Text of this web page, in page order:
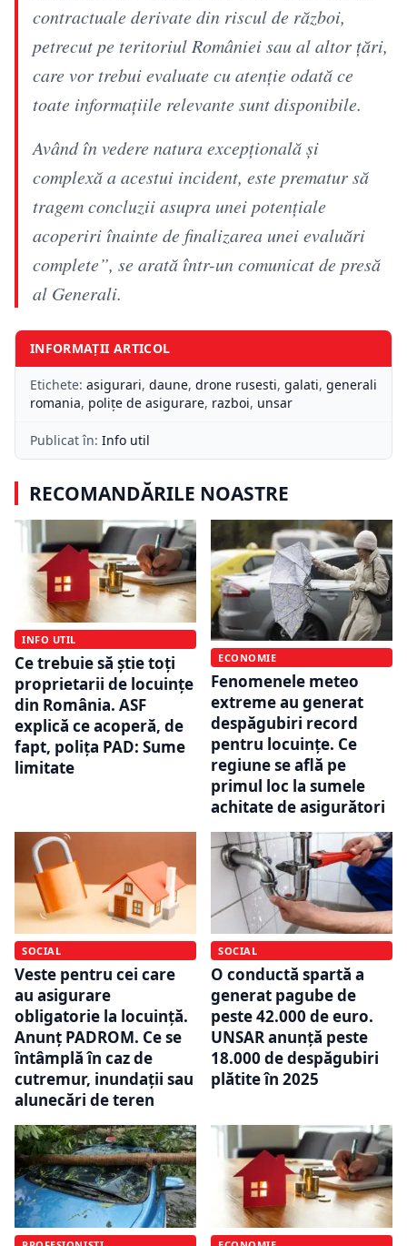
contractuale derivate din riscul de război,
petrecut pe teritoriul României sau al altor ţări,
care vor trebui evaluate cu atenţie odată ce
toate informaţiile relevante sunt disponibile.
Având în vedere natura excepţională şi
complexă a acestui incident, este prematur să
tragem concluzii asupra unei potenţiale
acoperiri înainte de finalizarea unei evaluări
complete”, se arată într-un comunicat de presă
al Generali.
INFORMAȚII ARTICOL
Etichete: asigurari, daune, drone rusesti, galati, generali
romania, polițe de asigurare, razboi, unsar
Publicat în: Info util
RECOMANDĂRILE NOASTRE
INFO UTIL
Ce trebuie să știe toți
proprietarii de locuințe
din România. ASF
explică ce acoperă, de
fapt, polița PAD: Sume
limitate
ECONOMIE
Fenomenele meteo
extreme au generat
despăgubiri record
pentru locuințe. Ce
regiune se află pe
primul loc la sumele
achitate de asigurători
SOCIAL
Veste pentru cei care
au asigurare
obligatorie la locuință.
Anunț PADROM. Ce se
întâmplă în caz de
cutremur, inundații sau
alunecări de teren
SOCIAL
O conductă spartă a
generat pagube de
peste 42.000 de euro.
UNSAR anunță peste
18.000 de despăgubiri
plătite în 2025